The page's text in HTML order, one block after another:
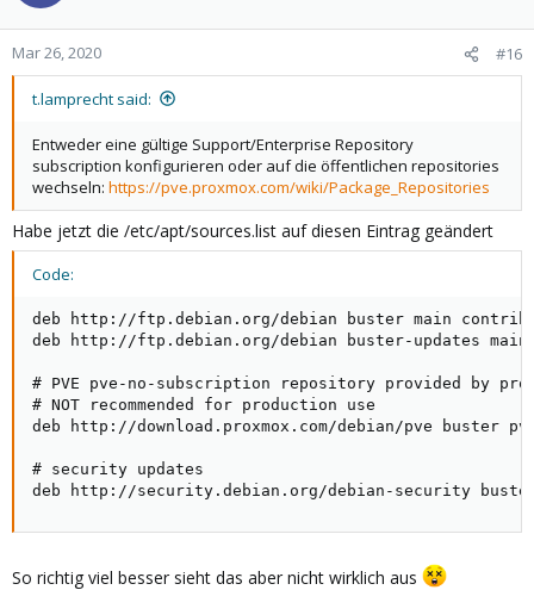
Mar 26, 2020 #16
t.lamprecht said:
Entweder eine gültige Support/Enterprise Repository
subscription konfigurieren oder auf die öffentlichen repositories
wechseln: https://pve.proxmox.com/wiki/Package_Repositories
Habe jetzt die /etc/apt/sources.list auf diesen Eintrag geändert
Code:
deb http://ftp.debian.org/debian buster main contrib
deb http://ftp.debian.org/debian buster-updates
# PVE pve-no-subscription repository provided by
# NOT recommended for production use
deb http://download.proxmox.com/debian/pve buster
# security updates
deb http://security.debian.org/debian-security
So richtig viel besser sieht das aber nicht wirklich aus